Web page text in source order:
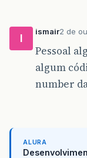
I
ismair2 de
Pessoal
algum
number
ALURA